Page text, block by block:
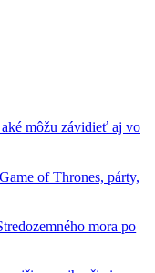
môžu závidieť aj vo
of Thrones, párty,
mora po